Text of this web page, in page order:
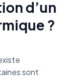
d’un
?
sont